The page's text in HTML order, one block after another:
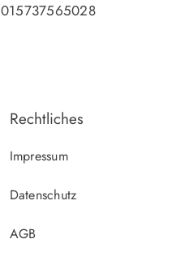
015737565028
Rechtliches
Impressum
Datenschutz
AGB